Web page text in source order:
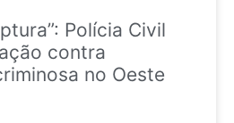
Polícia Civil
contra
no Oeste